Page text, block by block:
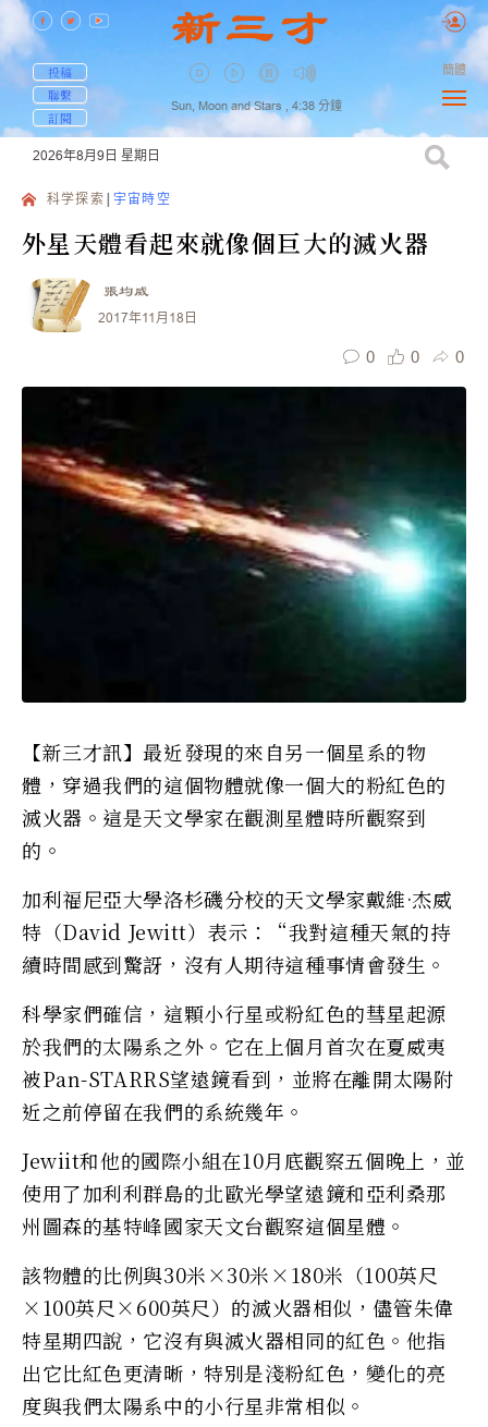
投稿
聯繫
訂閱
Sun, Moon and Stars , 4:38 分鐘
簡體
2026年8月9日 星期日
科学探索 宇宙時空
外星天體看起來就像個巨大的滅火器
張均威
2017年11月18日
0 0 0
【新三才訊】最近發現的來自另一個星系的​​物
體，穿過我們的這個物體就像一個大的粉紅色的
滅火器。這是天文學家在觀測星體時所觀察到
的。
加利福尼亞大學洛杉磯分校的天文學家戴維·杰威
特（David Jewitt）表示：“我對這種天氣的持
續時間感到驚訝，沒有人期待這種事情會發生。
科學家們確信，這顆小行星或粉紅色的彗星起源
於我們的太陽系之外。它在上個月首次在夏威夷
被Pan-STARRS望遠鏡看到，並將在離開太陽附
近之前停留在我們的系統幾年。
Jewiit和他的國際小組在10月底觀察五個晚上，並
使用了加利利群島的北歐光學望遠鏡和亞利桑那
州圖森的基特峰國家天文台觀察這個星體。
該物體的比例與30米×30米×180米（100英尺
×100英尺×600英尺）的滅火器相似，儘管朱偉
特星期四說，它沒有與滅火器相同的紅色。他指
出它比紅色更清晰，特別是淺粉紅色，變化的亮
度與我們太陽系中的小行星非常相似。